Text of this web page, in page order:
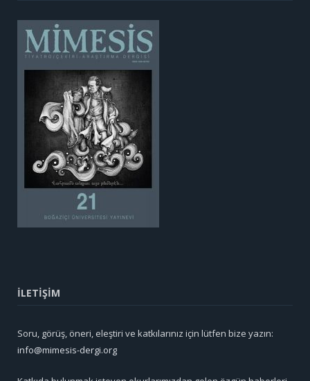
İLETİŞİM
Soru, görüş, öneri, eleştiri ve katkılarınız için lütfen bize yazın:
info@mimesis-dergi.org